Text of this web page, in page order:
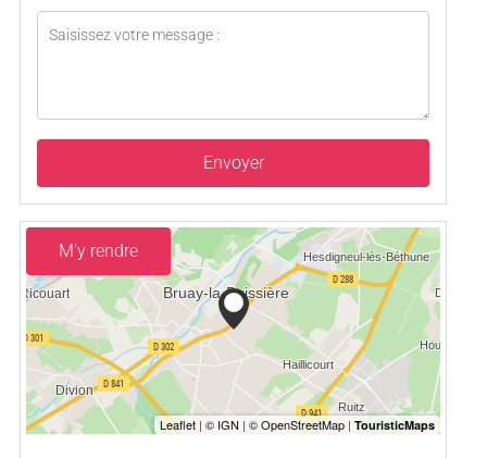
Envoyer
M'y rendre